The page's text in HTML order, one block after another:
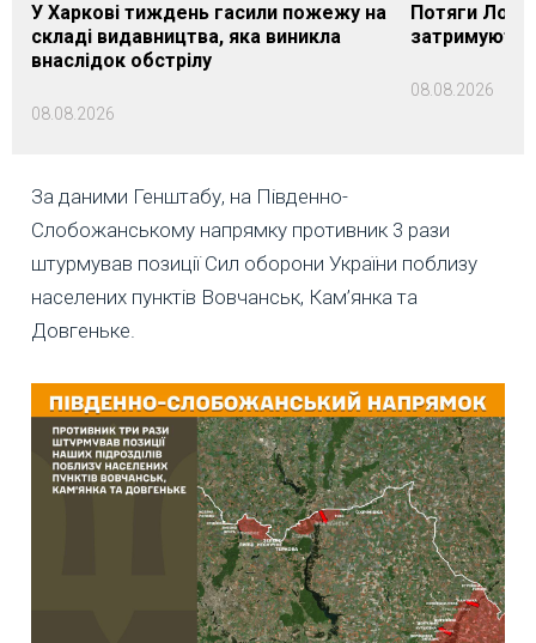
У Харкові тиждень гасили пожежу на
складі видавництва, яка виникла
внаслідок обстрілу
08.08.2026
Потяги
08.08.2026
За даними Генштабу, на Південно-
Слобожанському напрямку противник 3 рази
штурмував позиції Сил оборони України поблизу
населених пунктів Вовчанськ, Кам’янка та
Довгеньке.